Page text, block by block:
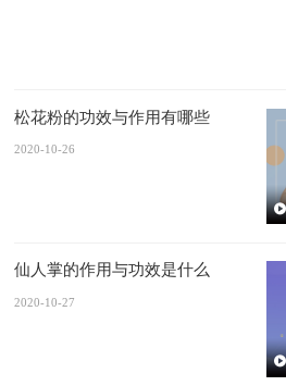
松花粉的功效与作用有哪些
2020-10-26
仙人掌的作用与功效是什么
2020-10-27